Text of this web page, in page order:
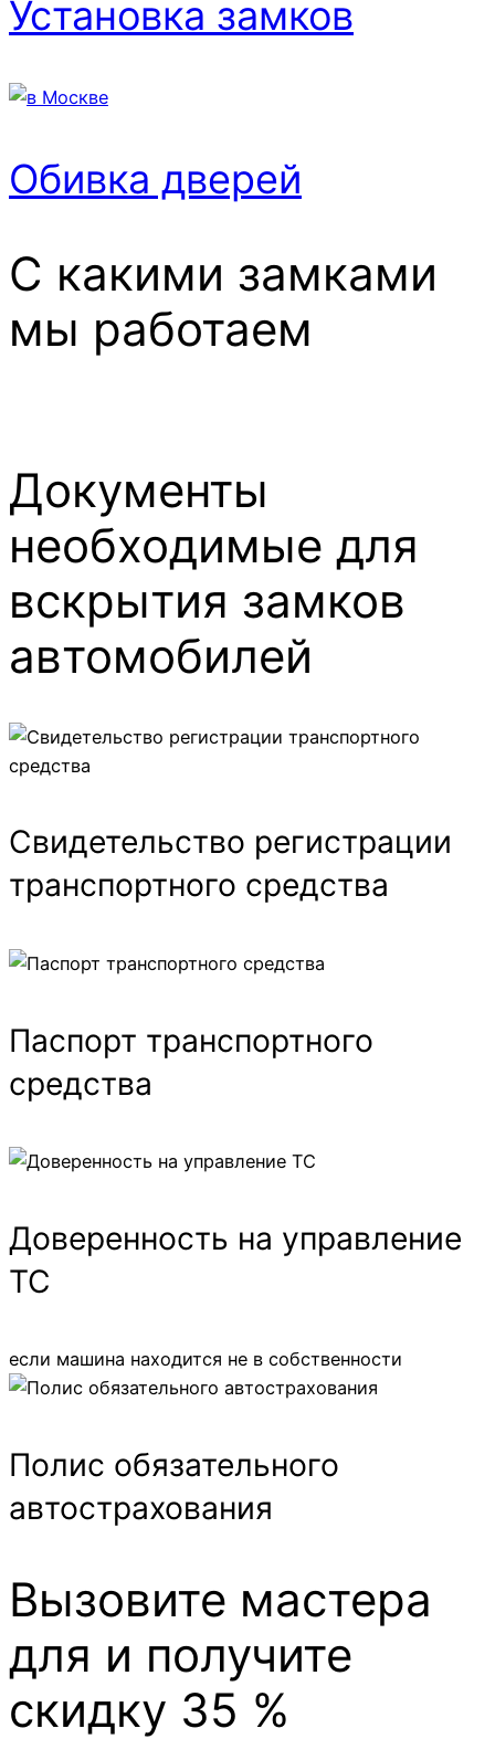
Установка замков
Обивка дверей
С какими замками
мы работаем
Документы
необходимые для
вскрытия замков
автомобилей
Свидетельство регистрации
транспортного средства
Паспорт транспортного
средства
Доверенность на управление
ТС
если машина находится не в собственности
Полис обязательного
автострахования
Вызовите мастера
для и получите
скидку 35 %